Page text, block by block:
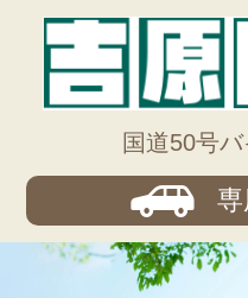
国道50号
専